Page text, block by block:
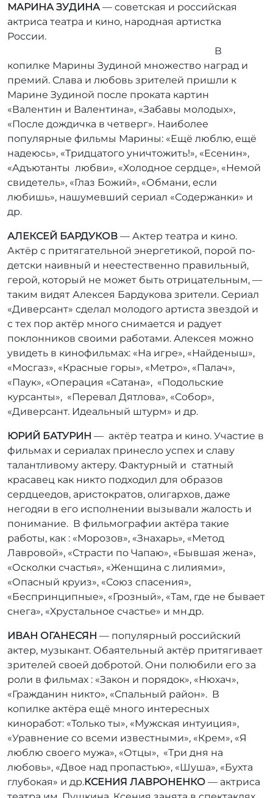
МАРИНА ЗУДИНА— советская и российская
актриса театра и кино, народная артистка
России.
В
копилке Марины Зудиной множество наград и
премий. Слава и любовь зрителей пришли к
Марине Зудиной после проката картин
«Валентин и Валентина», «Забавы молодых»,
«После дождичка в четверг». Наиболее
популярные фильмы Марины: «Ещё люблю, ещё
надеюсь», «Тридцатого уничтожить!», «Есенин»,
«Адъютанты любви», «Холодное сердце», «Немой
свидетель», «Глаз Божий», «Обмани, если
любишь», нашумевший сериал «Содержанки» и
др.
АЛЕКСЕЙ БАРДУКОВ — Актер театра и кино.
Актёр с притягательной энергетикой, порой по-
детски наивный и неестественно правильный,
герой, который не может быть отрицательным, —
таким видят Алексея Бардукова зрители. Сериал
«Диверсант» сделал молодого артиста звездой и
с тех пор актёр много снимается и радует
поклонников своими работами. Алексея можно
увидеть в кинофильмах: «На игре», «Найденыш»,
«Мосгаз», «Красные горы», «Метро», «Палач»,
«Паук», «Операция «Сатана», «Подольские
курсанты», «Перевал Дятлова», «Собор»,
«Диверсант. Идеальный штурм» и др.
ЮРИЙ БАТУРИН — актёр театра и кино. Участие в
фильмах и сериалах принесло успех и славу
талантливому актеру. Фактурный и статный
красавец как никто подходил для образов
сердцеедов, аристократов, олигархов, даже
негодяи в его исполнении вызывали жалость и
понимание. В фильмографии актёра такие
работы, как : «Морозов», «Знахарь», «Метод
Лавровой», «Страсти по Чапаю», «Бывшая жена»,
«Осколки счастья», «Женщина с лилиями»,
«Опасный круиз», «Союз спасения»,
«Беспринципные», «Грозный», «Там, где не бывает
снега», «Хрустальное счастье» и мн.др.
ИВАН ОГАНЕСЯН — популярный российский
актер, музыкант. Обаятельный актёр притягивает
зрителей своей добротой. Они полюбили его за
роли в фильмах : «Закон и порядок», «Нюхач»,
«Гражданин никто», «Спальный район». В
копилке актёра ещё много интересных
киноработ: «Только ты», «Мужская интуиция»,
«Уравнение со всеми известными», «Крем», «Я
люблю своего мужа», «Отцы», «Три дня на
любовь», «Двое над пропастью», «Шуша», «Бухта
глубокая» и др.КСЕНИЯ ЛАВРОНЕНКО — актриса